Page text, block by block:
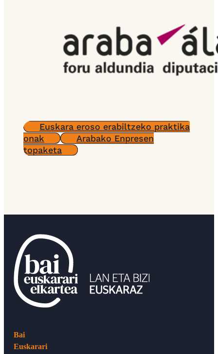
Euskara eroso erabiltzeko praktika
onak
Arabako Enpresen
topaketa
Bai
Euskarari